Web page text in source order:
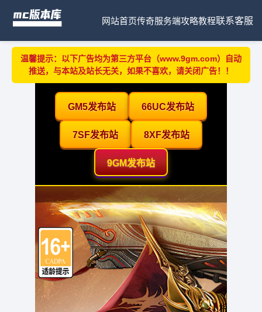
网站首页传奇服务端攻略教程联系客服
温馨提示：以下广告均为第三方平台（www.9gm.com）自动
推送，与本站及站长无关，如果不喜欢，请关闭广告！！